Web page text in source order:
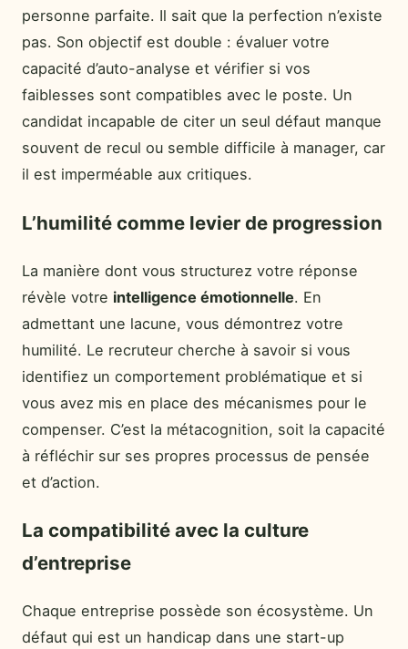
personne parfaite. Il sait que la perfection n’existe
pas. Son objectif est double : évaluer votre
capacité d’auto-analyse et vérifier si vos
faiblesses sont compatibles avec le poste. Un
candidat incapable de citer un seul défaut manque
souvent de recul ou semble difficile à manager, car
il est imperméable aux critiques.
L’humilité comme levier de progression
La manière dont vous structurez votre réponse
révèle votre intelligence émotionnelle. En
admettant une lacune, vous démontrez votre
humilité. Le recruteur cherche à savoir si vous
identifiez un comportement problématique et si
vous avez mis en place des mécanismes pour le
compenser. C’est la métacognition, soit la capacité
à réfléchir sur ses propres processus de pensée
et d’action.
La compatibilité avec la culture
d’entreprise
Chaque entreprise possède son écosystème. Un
défaut qui est un handicap dans une start-up